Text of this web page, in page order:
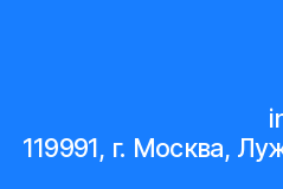
119991, г. Москва,